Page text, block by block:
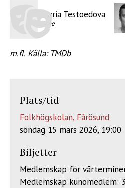
Daria Testoedova
Jane
m.fl. Källa: TMDb
Plats/tid
Folkhögskolan, Fårösund
söndag 15 mars 2026, 19:00
Biljetter
Medlemskap för
Medlemskap kunomedlem: